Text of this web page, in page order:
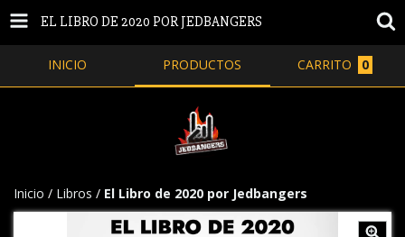
EL LIBRO DE 2020 POR JEDBANGERS
INICIO PRODUCTOS CARRITO 0
Inicio / Libros / El Libro de 2020 por Jedbangers